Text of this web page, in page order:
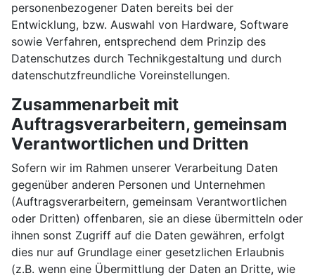
personenbezogener Daten bereits bei der
Entwicklung, bzw. Auswahl von Hardware, Software
sowie Verfahren, entsprechend dem Prinzip des
Datenschutzes durch Technikgestaltung und durch
datenschutzfreundliche Voreinstellungen.
Zusammenarbeit mit
Auftragsverarbeitern, gemeinsam
Verantwortlichen und Dritten
Sofern wir im Rahmen unserer Verarbeitung Daten
gegenüber anderen Personen und Unternehmen
(Auftragsverarbeitern, gemeinsam Verantwortlichen
oder Dritten) offenbaren, sie an diese übermitteln oder
ihnen sonst Zugriff auf die Daten gewähren, erfolgt
dies nur auf Grundlage einer gesetzlichen Erlaubnis
(z.B. wenn eine Übermittlung der Daten an Dritte, wie